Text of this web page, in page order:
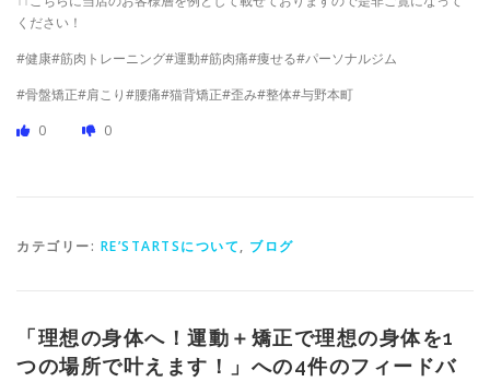
ください！
#健康#筋肉トレーニング#運動#筋肉痛#痩せる#パーソナルジム
#骨盤矯正#肩こり#腰痛#猫背矯正#歪み#整体#与野本町
0
0
カテゴリー: RE’STARTSについて, ブログ
「 理想の身体へ！運動＋矯正で理想の身体を1
つの場所で叶えます！
」への4件のフィードバ